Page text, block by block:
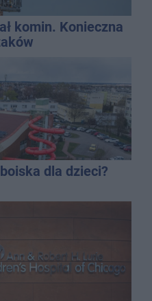
komin. Konieczna
dla dzieci?